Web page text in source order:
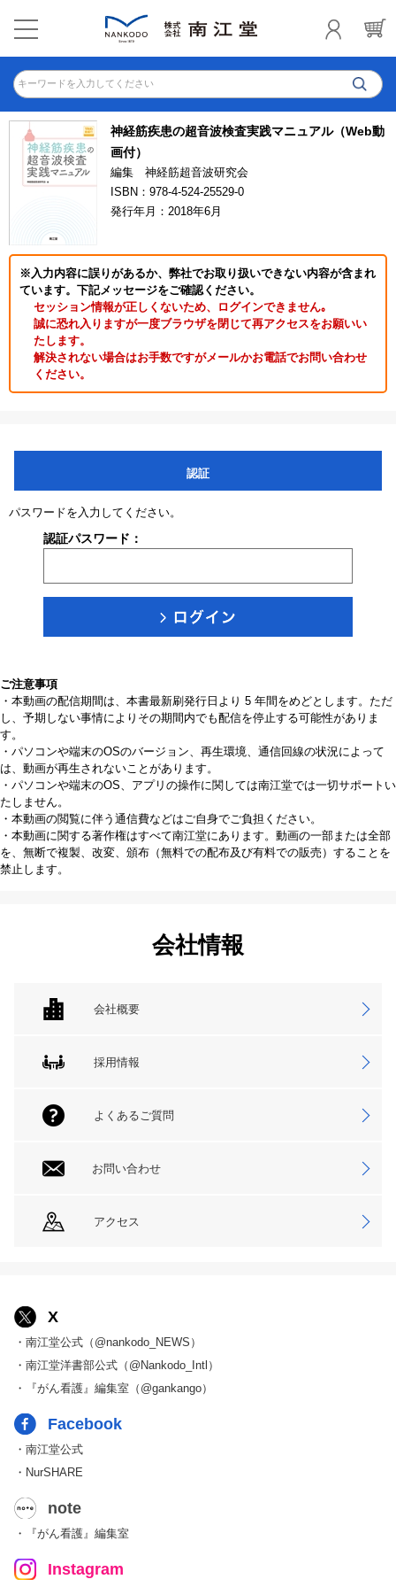
キーワードを入力してください
神経筋疾患の超音波検査実践マニュアル（Web動
画付）
編集 神経筋超音波研究会
ISBN：978-4-524-25529-0
発行年月：2018年6月
※入力内容に誤りがあるか、弊社でお取り扱いできない内容が含まれ
ています。下記メッセージをご確認ください。
セッション情報が正しくないため、ログインできません｡
誠に恐れ入りますが一度ブラウザを閉じて再アクセスをお願いい
たします。
解決されない場合はお手数ですがメールかお電話でお問い合わせ
ください。
認証
パスワードを入力してください。
認証パスワード：
ご注意事項
・本動画の配信期間は、本書最新刷発行日より 5 年間をめどとします。ただ
し、予期しない事情によりその期間内でも配信を停止する可能性がありま
す。
・パソコンや端末のOSのバージョン、再生環境、通信回線の状況によって
は、動画が再生されないことがあります。
・パソコンや端末のOS、アプリの操作に関しては南江堂では一切サポートい
たしません。
・本動画の閲覧に伴う通信費などはご自身でご負担ください。
・本動画に関する著作権はすべて南江堂にあります。動画の一部または全部
を、無断で複製、改変、頒布（無料での配布及び有料での販売）することを
禁止します。
会社情報
会社概要
採用情報
よくあるご質問
お問い合わせ
アクセス
X
・南江堂公式（@nankodo_NEWS）
・南江堂洋書部公式（@Nankodo_Intl）
・『がん看護』編集室（@gankango）
Facebook
・南江堂公式
・NurSHARE
note
・『がん看護』編集室
Instagram